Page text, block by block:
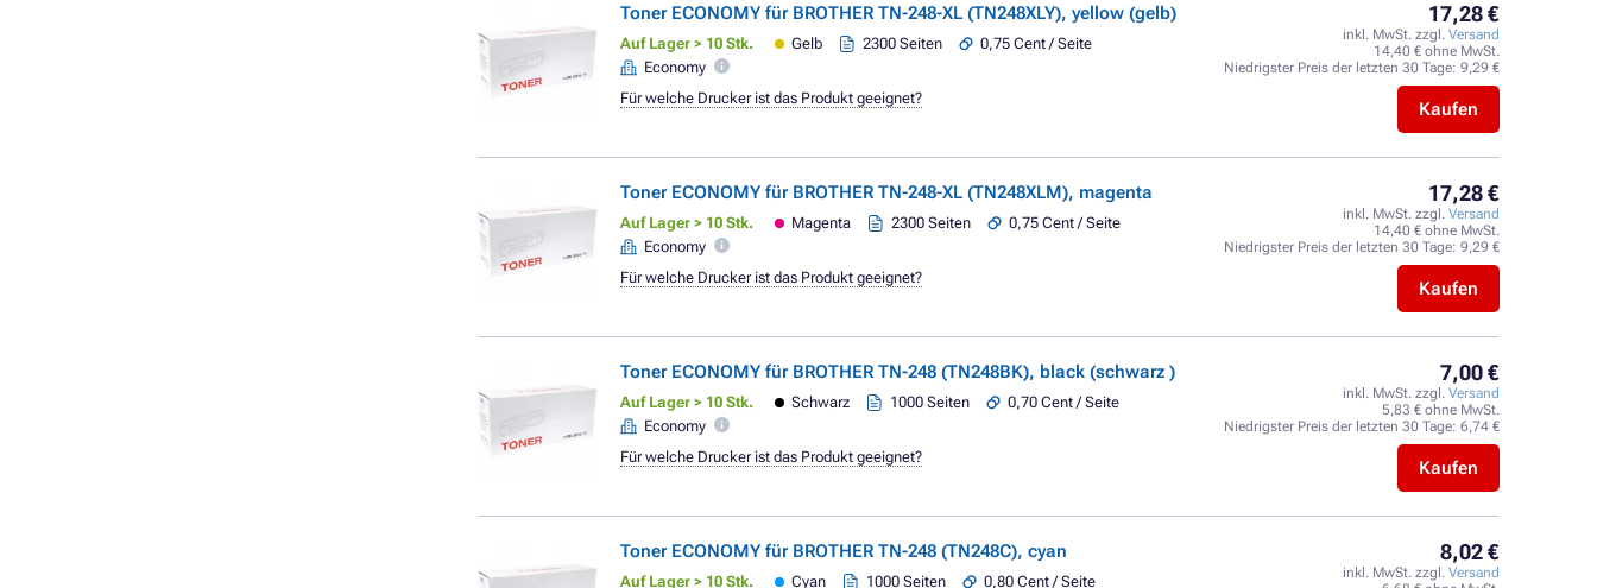
Toner ECONOMY für BROTHER TN-248-XL (TN248XLY), yellow (gelb)
Auf Lager > 10 Stk. Gelb 2300 Seiten
0,75 Cent / Seite
Economy
17,28 €
inkl. MwSt. zzgl. Versand
14,40 € ohne MwSt.
Niedrigster Preis der letzten 30 Tage: 9,29 €
Kaufen
Für welche Drucker ist das Produkt geeignet?
Toner ECONOMY für BROTHER TN-248-XL (TN248XLM), magenta
Auf Lager > 10 Stk. Magenta 2300 Seiten
0,75 Cent / Seite
Economy
17,28 €
inkl. MwSt. zzgl. Versand
14,40 € ohne MwSt.
Niedrigster Preis der letzten 30 Tage: 9,29 €
Kaufen
Für welche Drucker ist das Produkt geeignet?
Toner ECONOMY für BROTHER TN-248 (TN248BK), black (schwarz )
Auf Lager > 10 Stk. Schwarz 1000 Seiten
0,70 Cent / Seite
Economy
7,00 €
inkl. MwSt. zzgl. Versand
5,83 € ohne MwSt.
Niedrigster Preis der letzten 30 Tage: 6,74 €
Kaufen
Für welche Drucker ist das Produkt geeignet?
Toner ECONOMY für BROTHER TN-248 (TN248C), cyan
Auf Lager > 10 Stk. Cyan 1000 Seiten 0,80 Cent / Seite
8,02 €
inkl. MwSt. zzgl. Versand